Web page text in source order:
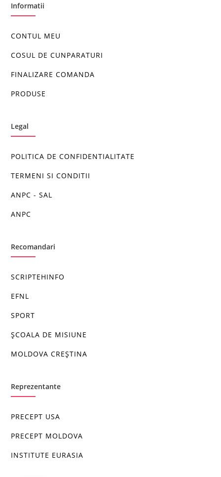
Informatii
CONTUL MEU
COSUL DE CUNPARATURI
FINALIZARE COMANDA
PRODUSE
Legal
POLITICA DE CONFIDENTIALITATE
TERMENI SI CONDITII
ANPC - SAL
ANPC
Recomandari
SCRIPTEHINFO
EFNL
SPORT
ȘCOALA DE MISIUNE
MOLDOVA CREȘTINA
Reprezentante
PRECEPT USA
PRECEPT MOLDOVA
INSTITUTE EURASIA